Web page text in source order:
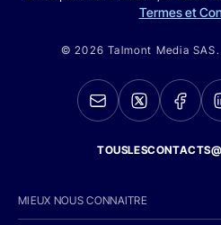
Termes et
© 2026 Talmont Media
MIEUX NOUS CONNAITRE